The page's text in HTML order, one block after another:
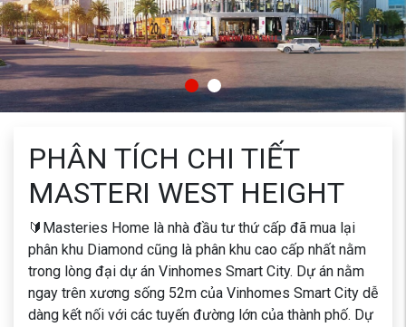
PHÂN TÍCH CHI TIẾT
MASTERI WEST HEIGHT
🔰Masteries Home là nhà đầu tư thứ cấp đã mua lại
phân khu Diamond cũng là phân khu cao cấp nhất nằm
trong lòng đại dự án Vinhomes Smart City. Dự án nằm
ngay trên xương sống 52m của Vinhomes Smart City dễ
dàng kết nối với các tuyến đường lớn của thành phố. Dự